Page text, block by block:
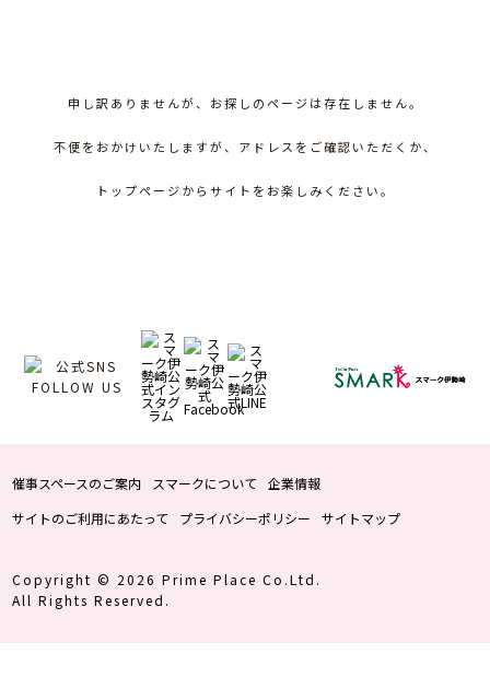
申し訳ありませんが、お探しのページは存在しません。
不便をおかけいたしますが、アドレスをご確認いただくか、
トップページからサイトをお楽しみください。
催事スペースのご案内 スマークについて
企業情報
サイトのご利用にあたって
プライバシーポリシー サイトマップ
Copyright © 2026 Prime Place Co.Ltd.
All Rights Reserved.